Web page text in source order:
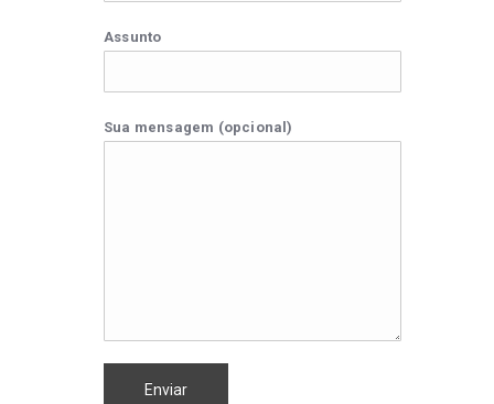
Assunto
Sua mensagem (opcional)